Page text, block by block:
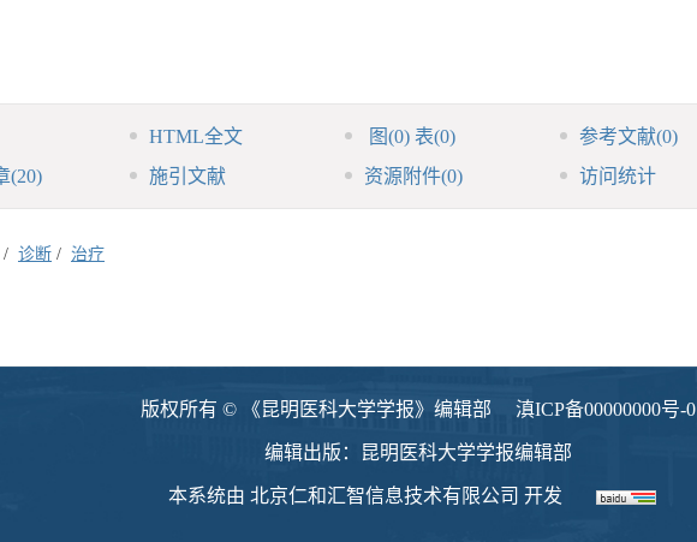
HTML全文 图(0) 表(0) 参考文献(0)
(20) 施引文献 资源附件(0) 访问统计
/ 诊断 / 治疗
版权所有 © 《昆明医科大学学报》编辑部 滇ICP备00000000号-0
编辑出版：昆明医科大学学报编辑部
本系统由 北京仁和汇智信息技术有限公司 开发